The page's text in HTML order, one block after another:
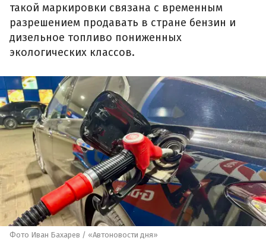
такой маркировки связана с временным
разрешением продавать в стране бензин и
дизельное топливо пониженных
экологических классов.
Фото Иван Бахарев / «Автоновости дня»